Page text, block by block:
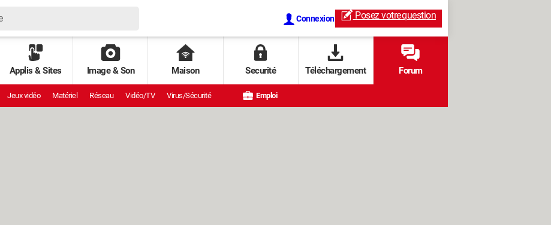
Connexion Posez votrequestion
Applis & Sites Image & Son Maison Securité Téléchargement Forum
Jeux vidéo Matériel Réseau Vidéo/TV Virus/Sécurité Emploi